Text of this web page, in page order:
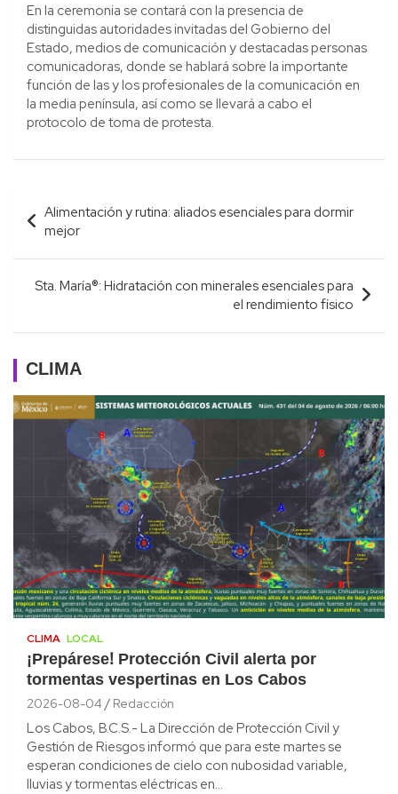
En la ceremonia se contará con la presencia de
distinguidas autoridades invitadas del Gobierno del
Estado, medios de comunicación y destacadas personas
comunicadoras, donde se hablará sobre la importante
función de las y los profesionales de la comunicación en
la media península, así como se llevará a cabo el
protocolo de toma de protesta.
Navegación
de
entradas
Alimentación y rutina: aliados esenciales para dormir
mejor
Sta. María®: Hidratación con minerales esenciales para
el rendimiento físico
CLIMA
CLIMA LOCAL
¡Prepárese! Protección Civil alerta por
tormentas vespertinas en Los Cabos
2026-08-04 Redacción
Los Cabos, B.C.S.- La Dirección de Protección Civil y
Gestión de Riesgos informó que para este martes se
esperan condiciones de cielo con nubosidad variable,
lluvias y tormentas eléctricas en…